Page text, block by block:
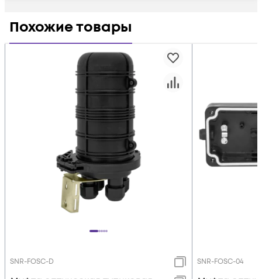
Похожие товары
SNR-FOSC-D SNR-FOSC-04